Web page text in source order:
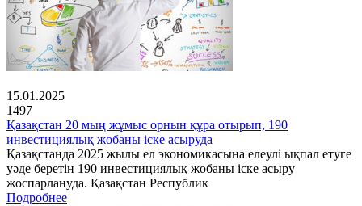
15.01.2025
1497
Қазақстан 20 мың жұмыс орнын құра отырып, 190
инвестициялық жобаны іске асыруда
Қазақстанда 2025 жылы ел экономикасына елеулі ықпал етуге
уәде беретін 190 инвестициялық жобаны іске асыру
жоспарлануда. Қазақстан Республик
Подробнее